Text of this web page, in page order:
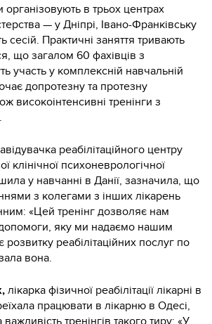
організовують в трьох центрах
— у Дніпрі, Івано-Франківську
сесій. Практичні заняття тривають
що загалом 60 фахівців з
участь у комплексній навчальній
допротезну та протезну
високоінтенсивні тренінги з
реабілітаційного центру
клінічної психоневрологічної
у навчанні в Данії, зазначила, що
з колегами з інших лікарень
«Цей тренінг дозволяє нам
яку ми надаємо нашим
розвитку реабілітаційних послуг по
вона.
лікарка фізичної реабілітації лікарні в
працювати в лікарню в Одесі,